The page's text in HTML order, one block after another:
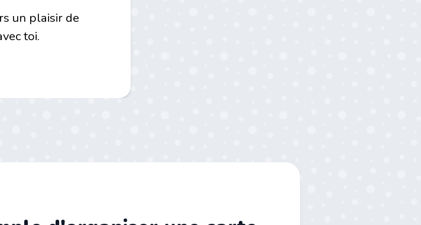
un plaisir de
toi.